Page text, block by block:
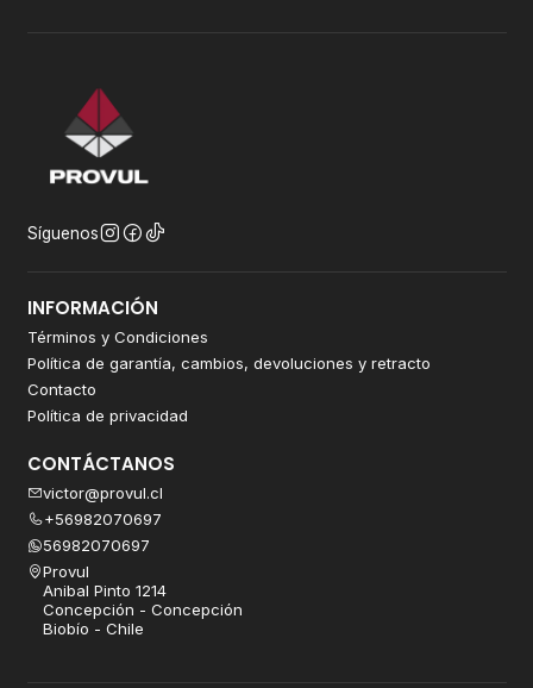
Síguenos
INFORMACIÓN
Términos y Condiciones
Política de garantía, cambios, devoluciones y retracto
Contacto
Política de privacidad
CONTÁCTANOS
victor@provul.cl
+56982070697
56982070697
Provul
Anibal Pinto 1214
Concepción - Concepción
Biobío - Chile